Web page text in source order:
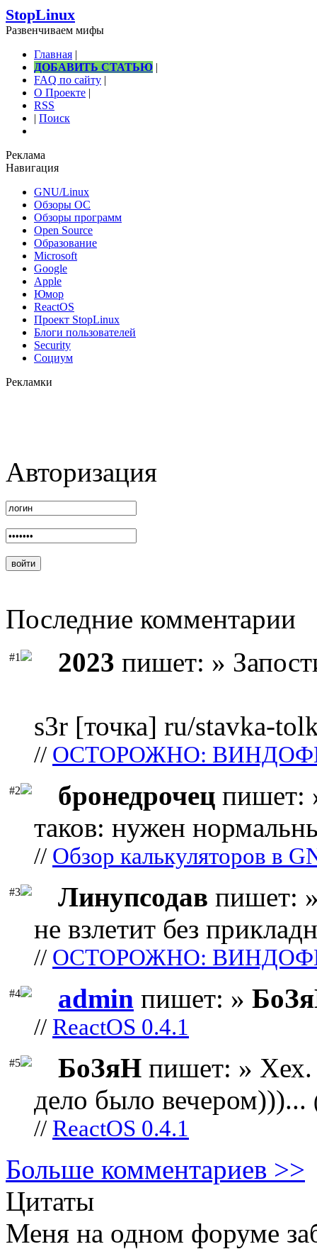
StopLinux
Развенчиваем мифы
Главная |
ДОБАВИТЬ СТАТЬЮ |
FAQ по сайту |
О Проекте |
RSS
| Поиск
Реклама
Навигация
GNU/Linux
Обзоры ОС
Обзоры программ
Open Source
Образование
Microsoft
Google
Apple
Юмор
ReactOS
Проект StopLinux
Блоги пользователей
Security
Социум
Рекламки
Авторизация
Последние комментарии
#1 2023 пишет: »
s3r [точка] ru/stavka-
// ОСТОРОЖНО:
#2 бронедрочец пишет:
таков: нужен
// Обзор калькуляторов в
#3 Линупсодав пишет:
не взлетит без
// ОСТОРОЖНО:
#4 admin пишет: »
// ReactOS 0.4.1
#5 БоЗяН пишет: » Хех.
дело было вечером)))...
// ReactOS 0.4.1
Больше комментариев >>
Цитаты
Меня на одном форуме